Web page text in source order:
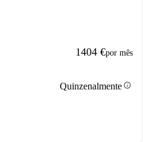
1404 €por mês
Quinzenalmenteinfo